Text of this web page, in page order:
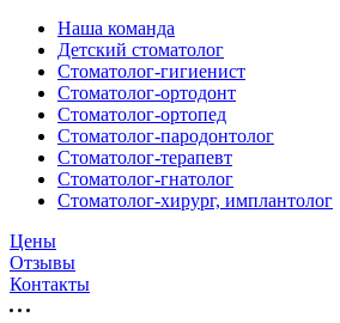
Наша команда
Детский стоматолог
Стоматолог-гигиенист
Стоматолог-ортодонт
Стоматолог-ортопед
Стоматолог-пародонтолог
Стоматолог-терапевт
Стоматолог-гнатолог
Стоматолог-хирург, имплантолог
Цены
Отзывы
Контакты